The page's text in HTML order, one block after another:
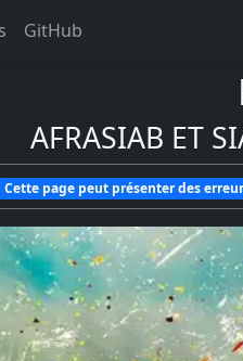
GitHub
AFRASIAB ET
Cette page peut présenter des